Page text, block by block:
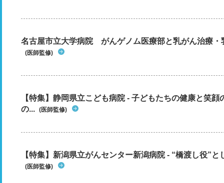
名古屋市立大学病院 がんゲノム医療部と乳がん治療・
(医師監修)
【特集】静岡県立こども病院 - 子どもたちの健康と笑
の... (医師監修)
【特集】新潟県立がんセンター新潟病院 - “橋渡し役”
(医師監修)